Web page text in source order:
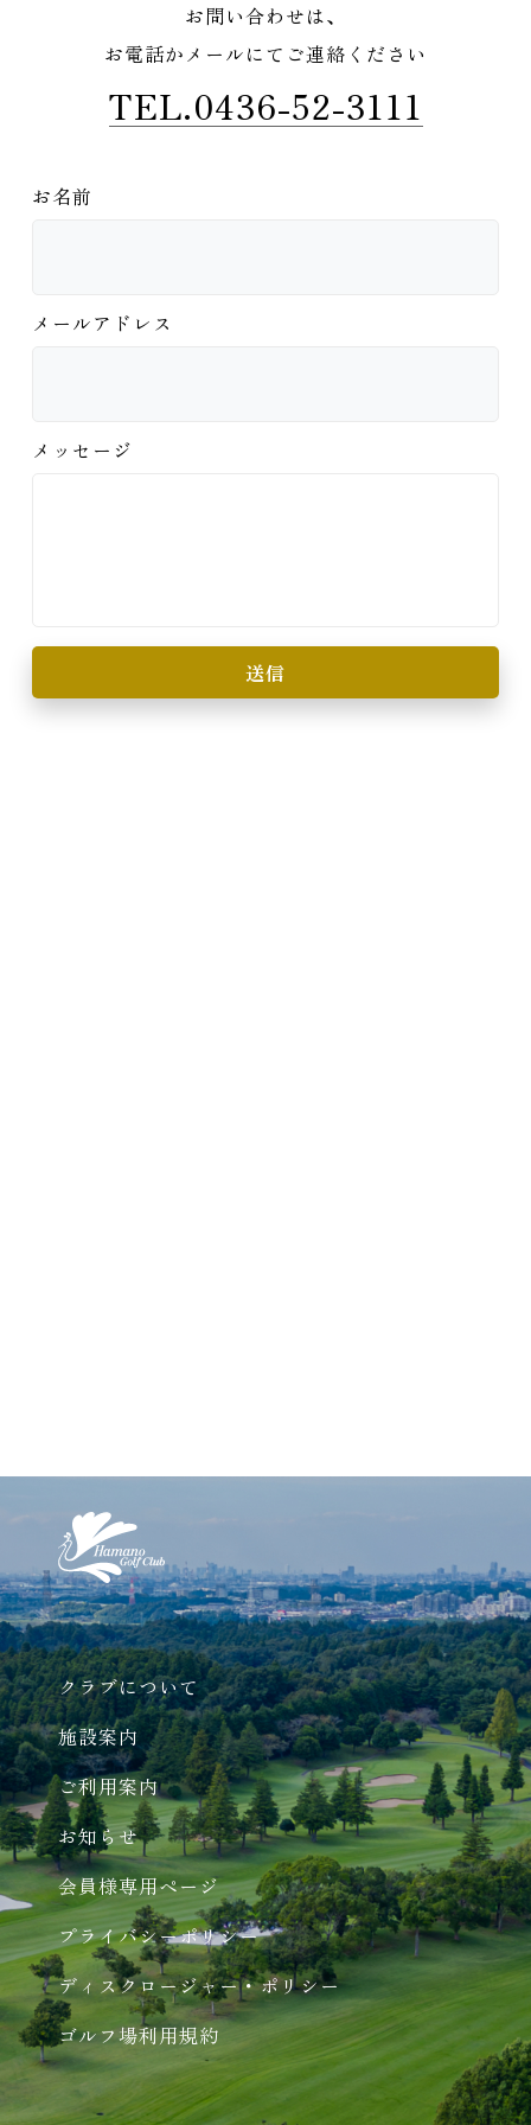
お問い合わせは、
お電話かメールにてご連絡ください
TEL.0436-52-3111
お名前
メールアドレス
メッセージ
クラブについて
施設案内
ご利用案内
お知らせ
会員様専用ページ
プライバシーポリシー
ディスクロージャー・ポリシー
ゴルフ場利用規約